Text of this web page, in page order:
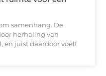
samenhang. De
herhaling van
en juist daardoor voelt